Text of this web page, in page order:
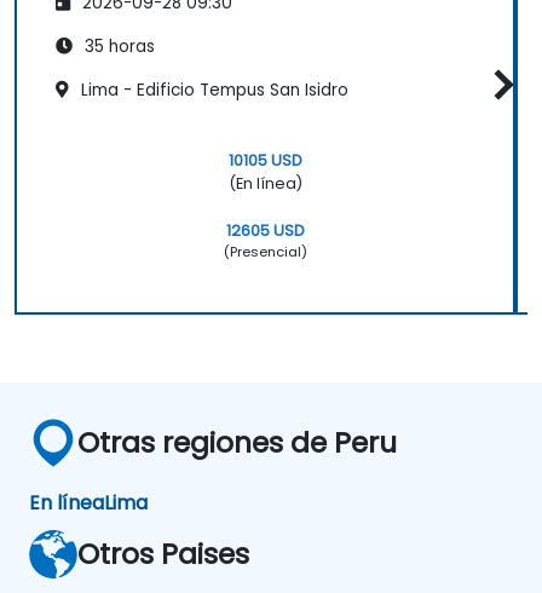
35 horas
Lima - Edificio Tempus San Isidro
10105 USD
(En línea)
12605 USD
(Presencial)
Otras regiones de Peru
En líneaLima
Otros Paises